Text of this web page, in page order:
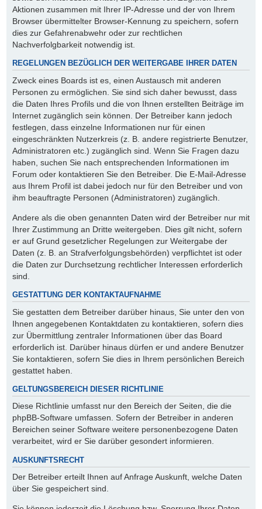
Aktionen zusammen mit Ihrer IP-Adresse und der von Ihrem
Browser übermittelter Browser-Kennung zu speichern, sofern
dies zur Gefahrenabwehr oder zur rechtlichen
Nachverfolgbarkeit notwendig ist.
REGELUNGEN BEZÜGLICH DER WEITERGABE IHRER DATEN
Zweck eines Boards ist es, einen Austausch mit anderen
Personen zu ermöglichen. Sie sind sich daher bewusst, dass
die Daten Ihres Profils und die von Ihnen erstellten Beiträge im
Internet zugänglich sein können. Der Betreiber kann jedoch
festlegen, dass einzelne Informationen nur für einen
eingeschränkten Nutzerkreis (z. B. andere registrierte Benutzer,
Administratoren etc.) zugänglich sind. Wenn Sie Fragen dazu
haben, suchen Sie nach entsprechenden Informationen im
Forum oder kontaktieren Sie den Betreiber. Die E-Mail-Adresse
aus Ihrem Profil ist dabei jedoch nur für den Betreiber und von
ihm beauftragte Personen (Administratoren) zugänglich.
Andere als die oben genannten Daten wird der Betreiber nur mit
Ihrer Zustimmung an Dritte weitergeben. Dies gilt nicht, sofern
er auf Grund gesetzlicher Regelungen zur Weitergabe der
Daten (z. B. an Strafverfolgungsbehörden) verpflichtet ist oder
die Daten zur Durchsetzung rechtlicher Interessen erforderlich
sind.
GESTATTUNG DER KONTAKTAUFNAHME
Sie gestatten dem Betreiber darüber hinaus, Sie unter den von
Ihnen angegebenen Kontaktdaten zu kontaktieren, sofern dies
zur Übermittlung zentraler Informationen über das Board
erforderlich ist. Darüber hinaus dürfen er und andere Benutzer
Sie kontaktieren, sofern Sie dies in Ihrem persönlichen Bereich
gestattet haben.
GELTUNGSBEREICH DIESER RICHTLINIE
Diese Richtlinie umfasst nur den Bereich der Seiten, die die
phpBB-Software umfassen. Sofern der Betreiber in anderen
Bereichen seiner Software weitere personenbezogene Daten
verarbeitet, wird er Sie darüber gesondert informieren.
AUSKUNFTSRECHT
Der Betreiber erteilt Ihnen auf Anfrage Auskunft, welche Daten
über Sie gespeichert sind.